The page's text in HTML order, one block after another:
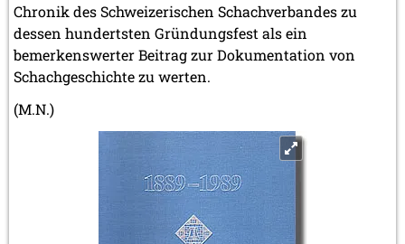
Chronik des Schweizerischen Schachverbandes zu
dessen hundertsten Gründungsfest als ein
bemerkenswerter Beitrag zur Dokumentation von
Schachgeschichte zu werten.
(M.N.)